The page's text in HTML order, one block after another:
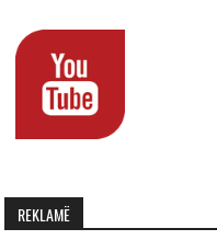
REKLAMË